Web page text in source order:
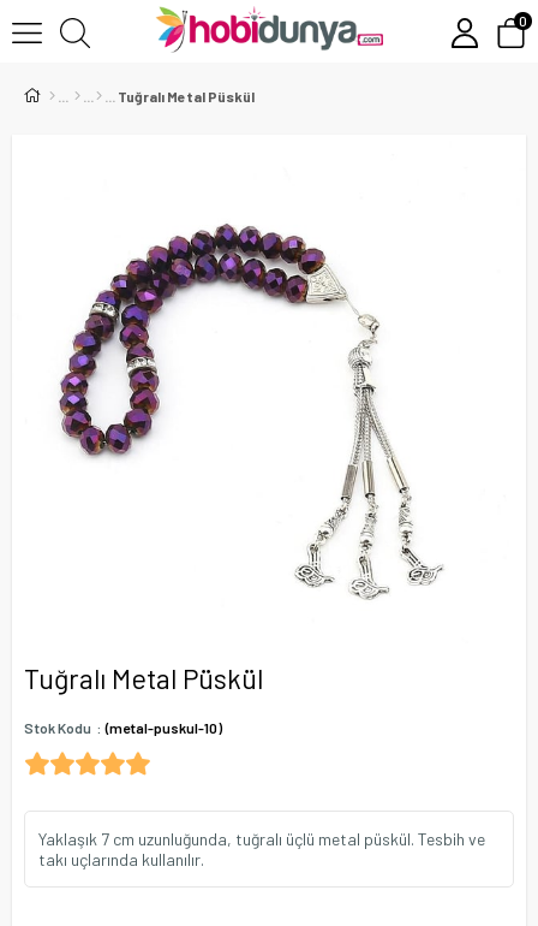
0
Tuğralı Metal Püskül
Tuğralı Metal Püskül
Stok Kodu (metal-puskul-10)
Yaklaşık 7 cm uzunluğunda, tuğralı üçlü metal püskül. Tesbih ve
takı uçlarında kullanılır.